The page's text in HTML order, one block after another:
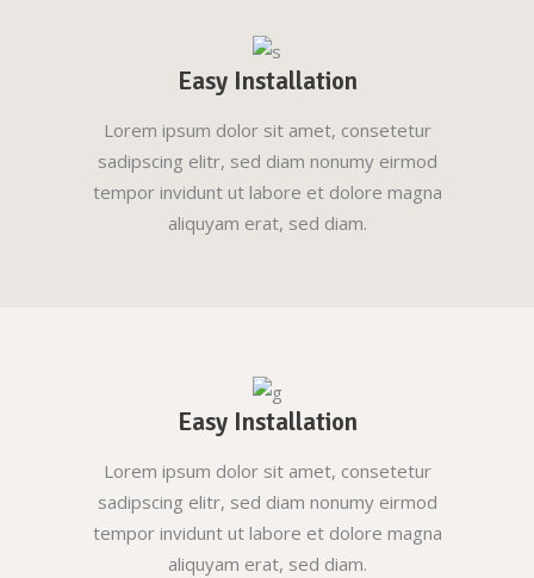
Easy Installation
Lorem ipsum dolor sit amet, consetetur
sadipscing elitr, sed diam nonumy eirmod
tempor invidunt ut labore et dolore magna
aliquyam erat, sed diam.
Easy Installation
Lorem ipsum dolor sit amet, consetetur
sadipscing elitr, sed diam nonumy eirmod
tempor invidunt ut labore et dolore magna
aliquyam erat, sed diam.